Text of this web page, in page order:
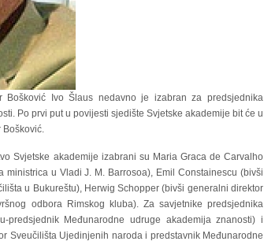
Bošković Ivo Šlaus nedavno je izabran za predsjednika
Po prvi put u povijesti sjedište Svjetske akademije bit će u
Bošković.
Svjetske akademije izabrani su Maria Graca de Carvalho
ministrica u Vladi J. M. Barrosoa), Emil Constainescu (bivši
u Bukureštu), Herwig Schopper (bivši generalni direktor
odbora Rimskog kluba). Za savjetnike predsjednika
predsjednik Međunarodne udruge akademija znanosti) i
Sveučilišta Ujedinjenih naroda i predstavnik Međunarodne